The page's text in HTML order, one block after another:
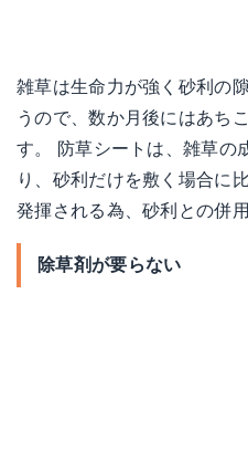
雑草は生命力が強く砂利の
うので、数か月後にはあち
す。 防草シートは、雑草の
り、砂利だけを敷く場合に
発揮される為、砂利との併
除草剤が要らない